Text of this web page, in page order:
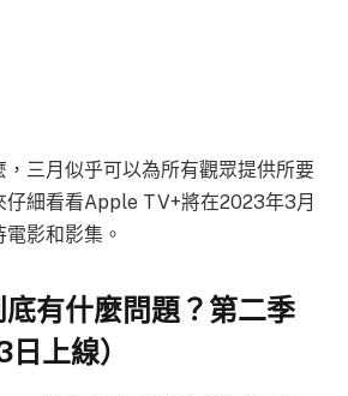
三月似乎可以為所有觀眾提供所要
仔細看看Apple TV+將在2023年3月
影和影集。
有什麼問題？第二季
上線）